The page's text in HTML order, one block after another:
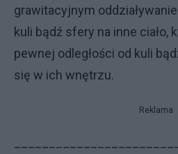
grawitacyjnym
kuli bądź sfery na inne ciało,
pewnej odległości od kuli
się w ich wnętrzu.
Reklama